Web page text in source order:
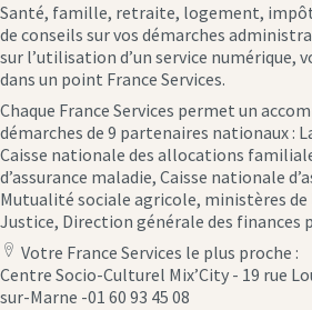
Santé, famille, retraite, logement,
de conseils sur vos démarches
sur l’utilisation d’un service numérique,
dans un point France Services.
Chaque France Services permet un
démarches de 9 partenaires nationaux :
Caisse nationale des allocations
d’assurance maladie, Caisse nationale
Mutualité sociale agricole, ministères de
Justice, Direction générale des finances
location
icon
Votre France Services le plus proche :
Centre Socio-Culturel Mix’City - 19 rue
sur-Marne -01 60 93 45 08